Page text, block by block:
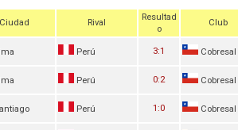
Ciudad Rival
Resultad
o
Club
Perú 3:1 Cobresal
Perú 0:2 Cobresal
Perú 1:0 Cobresal